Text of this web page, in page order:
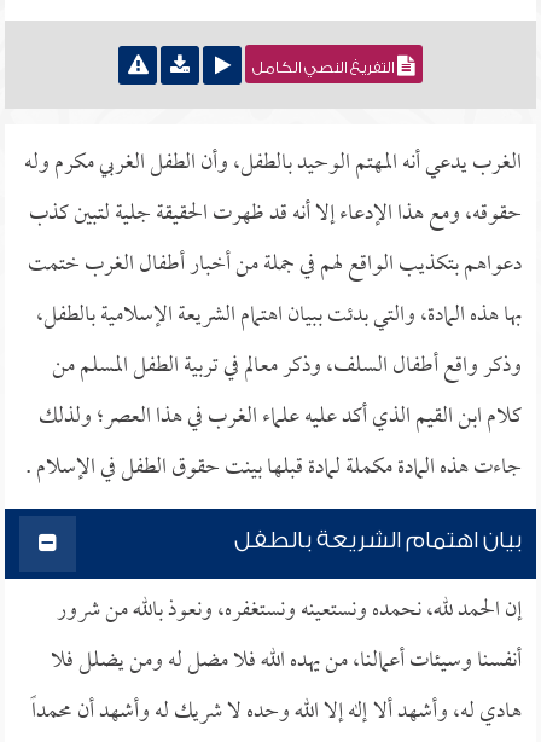
التفريغ النصي الكامل
الغرب يدعي أنه المهتم الوحيد بالطفل، وأن الطفل الغربي مكرم وله
حقوقه، ومع هذا الإدعاء إلا أنه قد ظهرت الحقيقة جلية لتبين كذب
دعواهم بتكذيب الواقع لهم في جملة من أخبار أطفال الغرب ختمت
بها هذه المادة، والتي بدئت ببيان اهتمام الشريعة الإسلامية بالطفل،
وذكر واقع أطفال السلف، وذكر معالم في تربية الطفل المسلم من
كلام ابن القيم الذي أكد عليه علماء الغرب في هذا العصر؛ ولذلك
جاءت هذه المادة مكملة لمادة قبلها بينت حقوق الطفل في الإسلام .
بيان اهتمام الشريعة بالطفل
إن الحمد لله، نحمده ونستعينه ونستغفره، ونعوذ بالله من شرور
أنفسنا وسيئات أعمالنا، من يهده الله فلا مضل له ومن يضلل فلا
هادي له، وأشهد ألا إله إلا الله وحده لا شريك له وأشهد أن محمداً